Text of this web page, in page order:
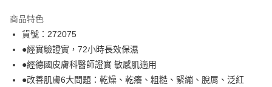
LINE Pay
Apple Pay
街口支付
商品特色
貨號：272075
●經實驗證實，72小時長效保濕
●經德國皮膚科醫師證實 敏感肌適用
●改善肌膚6大問題：乾燥、乾癢、粗糙、緊繃、脫屑、泛紅